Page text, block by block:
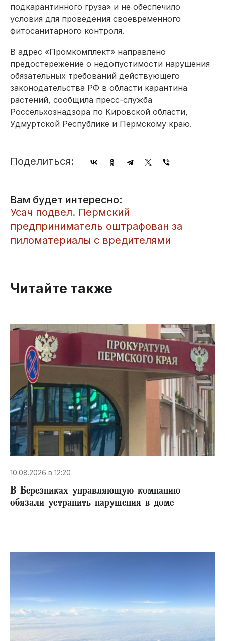
подкарантинного груза» и не обеспечило
условия для проведения своевременного
фитосанитарного контроля.
В адрес «Промкомплект» направлено
предостережение о недопустимости нарушения
обязательных требований действующего
законодательства РФ в области карантина
растений, сообщила пресс-служба
Россельхознадзора по Кировской области,
Удмуртской Республике и Пермскому краю.
Поделиться:
Вам будет интересно:
Усач подвел. Пермский
предприниматель оштрафован за
пиломатериалы с вредителями
Читайте также
10.08.2026 в 12:20
В Березниках управляющую компанию
обязали устранить нарушения в доме